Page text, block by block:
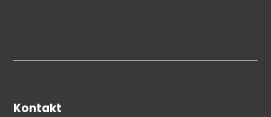
Kontakt